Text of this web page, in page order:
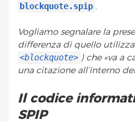
blockquote.spip
Vogliamo segnalare la
differenza di quello
<blockquote> ) che «va a
una citazione all’interno
Il codice
SPIP